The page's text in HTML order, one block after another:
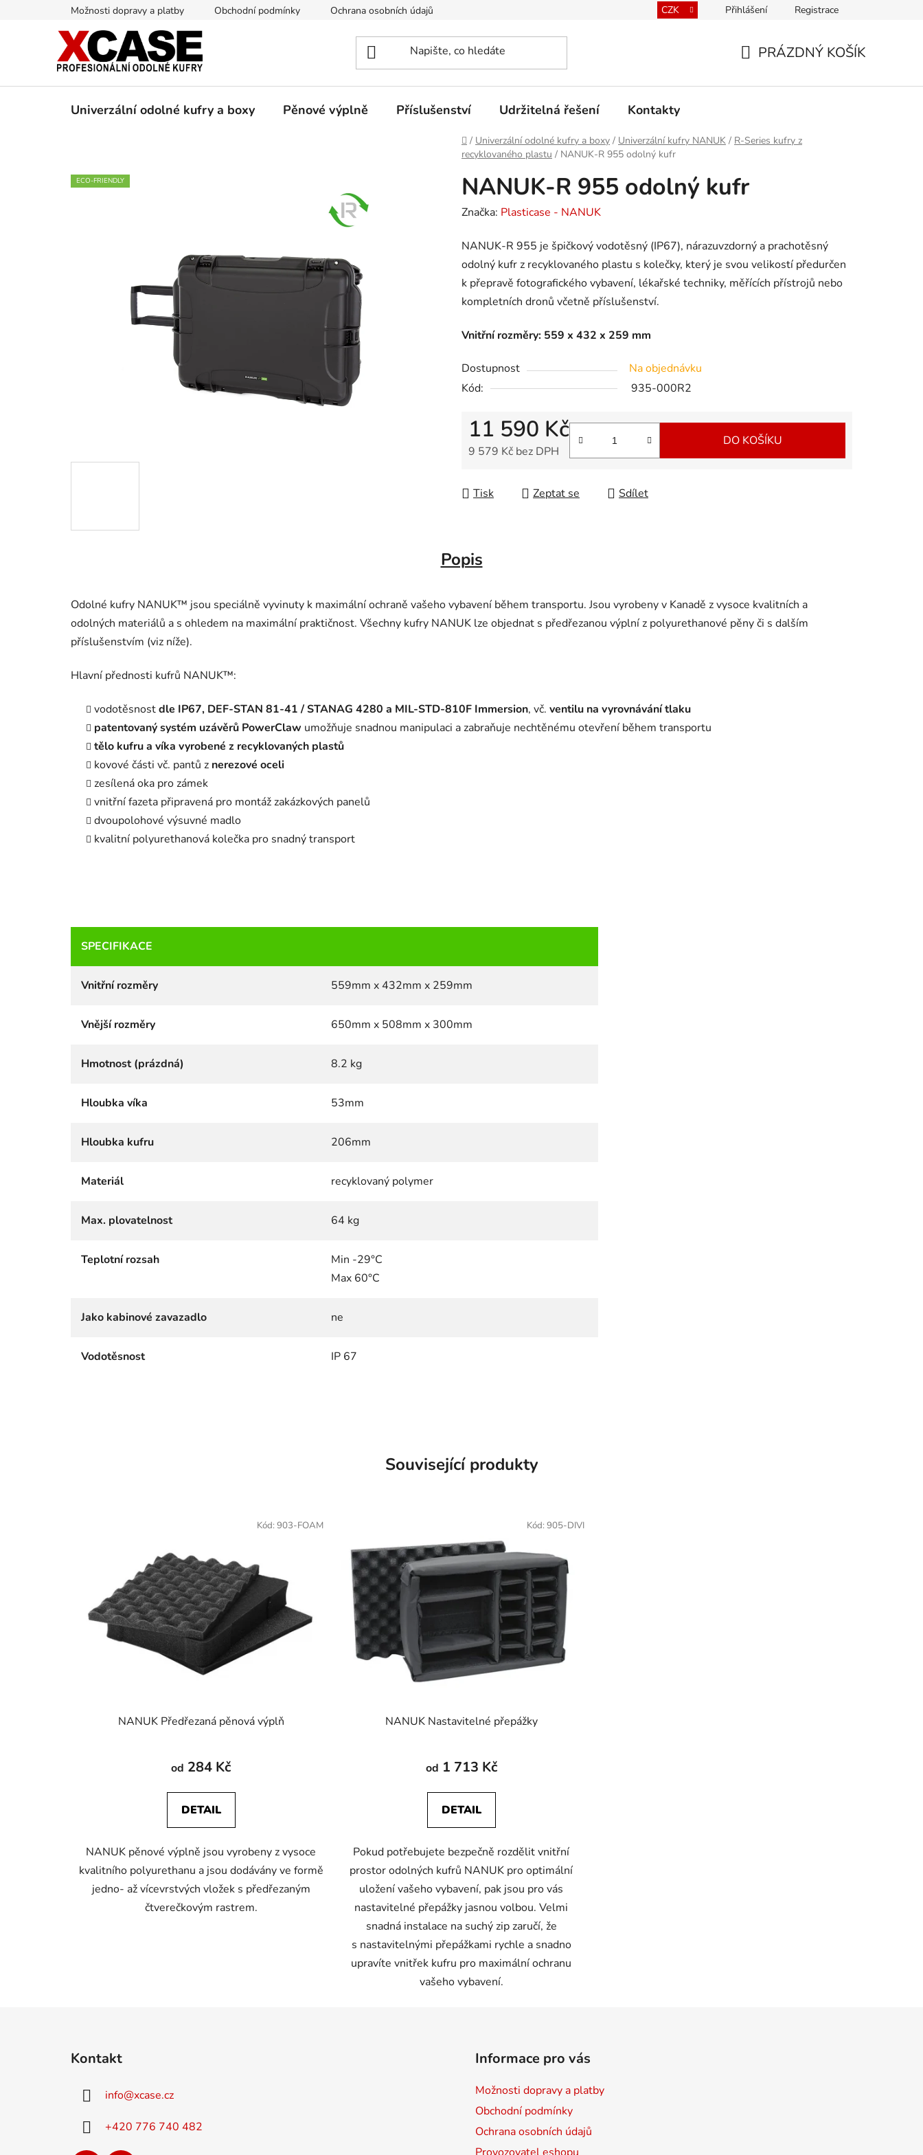
Možnosti dopravy a platby Obchodní podmínky Ochrana osobních údajů Prodávané značky Mapa serveru
CZK Přihlášení Registrace
PRÁZDNÝ KOŠÍK
Univerzální odolné kufry a boxy Pěnové výplně Příslušenství Udržitelná řešení Kontakty
Domů
/ Univerzální odolné kufry a boxy / Univerzální kufry NANUK / R-Series kufry z
recyklovaného plastu / NANUK-R 955 odolný kufr
NANUK-R 955 odolný kufr
Značka: Plasticase - NANUK
NANUK-R 955 je špičkový vodotěsný (IP67), nárazuvzdorný a prachotěsný
odolný kufr z recyklovaného plastu s kolečky, který je svou velikostí předurčen
k přepravě fotografického vybavení, lékařské techniky, měřících přístrojů nebo
kompletních dronů včetně příslušenství.
Vnitřní rozměry: 559 x 432 x 259 mm
Dostupnost
Na objednávku
Kód:
935-000R2
11 590 Kč
9 579 Kč bez DPH
DO KOŠÍKU
Tisk Zeptat se Sdílet
ECO-FRIENDLY
Popis
Odolné kufry NANUK™ jsou speciálně vyvinuty k maximální ochraně vašeho vybavení během transportu. Jsou vyrobeny v Kanadě z vysoce kvalitních a
odolných materiálů a s ohledem na maximální praktičnost. Všechny kufry NANUK lze objednat s předřezanou výplní z polyurethanové pěny či s dalším
příslušenstvím (viz níže).
Hlavní přednosti kufrů NANUK™:
vodotěsnostdle IP67, DEF-STAN 81-41 / STANAG 4280 a MIL-STD-810F Immersion, vč. ventilu na vyrovnávání tlaku
patentovaný systém uzávěrů PowerClaw umožňuje snadnou manipulaci a zabraňuje nechtěnému otevření během transportu
tělo kufru a víka vyrobené z recyklovaných plastů
kovové části vč. pantů z nerezové oceli
zesílená oka pro zámek
vnitřní fazeta připravená pro montáž zakázkových panelů
dvoupolohové výsuvné madlo
kvalitní polyurethanová kolečka pro snadný transport
SPECIFIKACE
Vnitřní rozměry 559mm x 432mm x 259mm
Vnější rozměry 650mm x 508mm x 300mm
Hmotnost (prázdná) 8.2 kg
Hloubka víka 53mm
Hloubka kufru 206mm
Materiál recyklovaný polymer
Max. plovatelnost 64 kg
Teplotní rozsah
Min -29°C
Max 60°C
Jako kabinové zavazadlo ne
Vodotěsnost IP 67
Související produkty
NANUK Předřezaná pěnová výplň
od 284 Kč
DETAIL
NANUK pěnové výplně jsou vyrobeny z vysoce
kvalitního polyurethanu a jsou dodávány ve formě
jedno- až vícevrstvých vložek s předřezaným
čtverečkovým rastrem.
Kód:903-FOAM
NANUK Nastavitelné přepážky
od 1 713 Kč
DETAIL
Pokud potřebujete bezpečně rozdělit vnitřní
prostor odolných kufrů NANUK pro optimální
uložení vašeho vybavení, pak jsou pro vás
nastavitelné přepážky jasnou volbou. Velmi
snadná instalace na suchý zip zaručí, že
s nastavitelnými přepážkami rychle a snadno
upravíte vnitřek kufru pro maximální ochranu
vašeho vybavení.
Kód: 905-DIVI
Kontakt
info@xcase.cz
+420 776 740 482
Informace pro vás
Možnosti dopravy a platby
Obchodní podmínky
Ochrana osobních údajů